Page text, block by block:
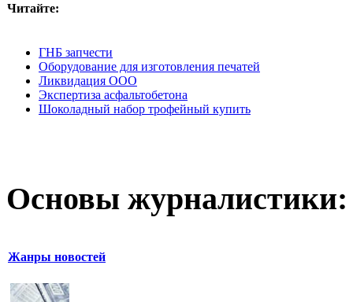
Читайте:
ГНБ запчести
Оборудование для изготовления печатей
Ликвидация ООО
Экспертиза асфальтобетона
Шоколадный набор трофейный купить
Основы журналистики:
Жанры новостей